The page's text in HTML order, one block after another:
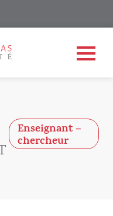
Enseignant –
chercheur